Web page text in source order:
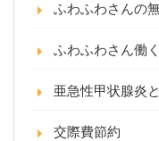
ふわふわさんの
ふわふわさん働く
亜急性甲状腺炎
交際費節約